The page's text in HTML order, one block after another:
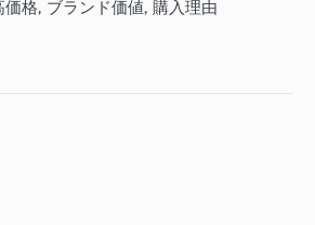
格, ブランド価値, 購入理由